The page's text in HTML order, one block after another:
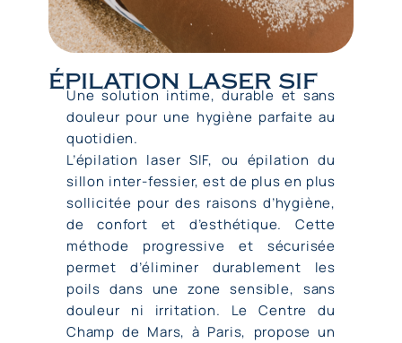
épilation laser sif
Une solution intime, durable et sans
douleur pour une hygiène parfaite au
quotidien.
L’épilation laser SIF, ou épilation du
sillon inter-fessier, est de plus en plus
sollicitée pour des raisons d’hygiène,
de confort et d’esthétique. Cette
méthode progressive et sécurisée
permet d’éliminer durablement les
poils dans une zone sensible, sans
douleur ni irritation. Le Centre du
Champ de Mars, à Paris, propose un